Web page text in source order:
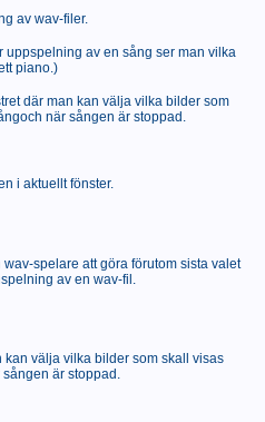
av wav-filer.
uppspelning av en sång ser man vilka
piano.)
där man kan välja vilka bilder som
när sången är stoppad.
i aktuellt fönster.
spelare att göra förutom sista valet
av en wav-fil.
välja vilka bilder som skall visas
är stoppad.